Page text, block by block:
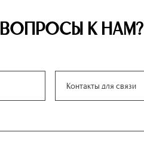
ВОПРОСЫ К НАМ?